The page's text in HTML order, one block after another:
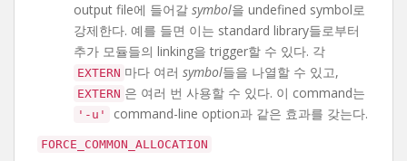
output file에 들어갈 symbol을 undefined symbol로
강제한다. 예를 들면 이는 standard library들로부터
추가 모듈들의 linking을 trigger할 수 있다. 각
EXTERN 마다 여러 symbol들을 나열할 수 있고,
EXTERN 은 여러 번 사용할 수 있다. 이 command는
'-u' command-line option과 같은 효과를 갖는다.
FORCE_COMMON_ALLOCATION